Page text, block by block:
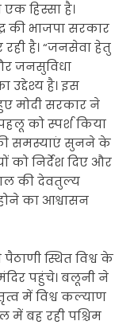
हिस्सा है।
की भाजपा सरकार
है। “जनसेवा हेतु
जनसुविधा
उद्देश्य है। इस
मोदी सरकार ने
को स्पर्श किया
समस्याएं सुनने के
को निर्देश दिए और
की देवतुल्य
का आश्वासन
स्थित विश्व के
पहुंचे। बलूनी ने
में विश्व कल्याण
में बह रही पश्चिम